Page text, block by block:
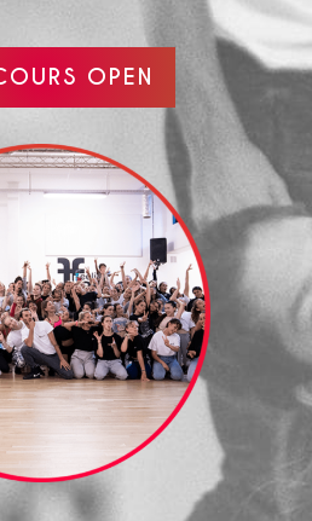
OPEN